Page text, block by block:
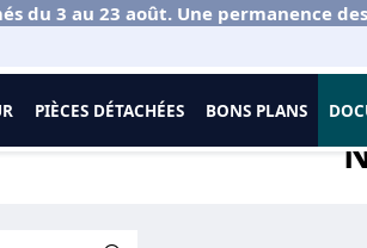
du 3 au 23 août. Une permanence
PIÈCES DÉTACHÉES BONS PLANS
Notices